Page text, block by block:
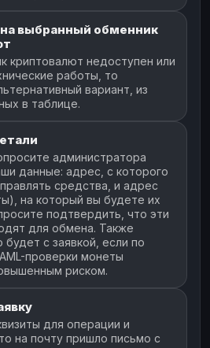
выбранный обменник
криптовалют недоступен или
работы, то
вариант, из
в таблице.
администратора
данные: адрес, с которого
средства, и адрес
на который вы будете их
подтвердить, что эти
для обмена. Также
будет с заявкой, если по
проверки монеты
риском.
для операции и
на почту пришло письмо с